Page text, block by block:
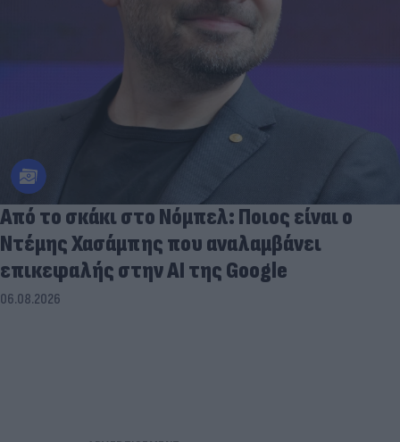
Από το σκάκι στο Νόμπελ: Ποιος είναι ο
Ντέμης Χασάμπης που αναλαμβάνει
επικεφαλής στην ΑΙ της Google
06.08.2026